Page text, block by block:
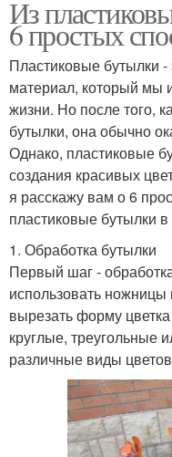
Из
6 простых
Пластиковые бутылки
материал, который мы
жизни. Но после того,
бутылки, она обычно
Однако, пластиковые
создания красивых
я расскажу вам о 6
пластиковые бутылки
1. Обработка бутылки
Первый шаг -
использовать
вырезать форму
круглые, треугольные
различные виды